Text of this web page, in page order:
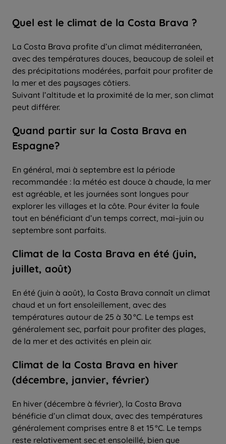
Quel est le climat de la Costa Brava ?
La Costa Brava profite d’un climat méditerranéen,
avec des températures douces, beaucoup de soleil et
des précipitations modérées, parfait pour profiter de
la mer et des paysages côtiers.
Suivant l’altitude et la proximité de la mer, son climat
peut différer.
Quand partir sur la Costa Brava en
Espagne?
En général, mai à septembre est la période
recommandée : la météo est douce à chaude, la mer
est agréable, et les journées sont longues pour
explorer les villages et la côte. Pour éviter la foule
tout en bénéficiant d’un temps correct, mai–juin ou
septembre sont parfaits.
Climat de la Costa Brava en été (juin,
juillet, août)
En été (juin à août), la Costa Brava connaît un climat
chaud et un fort ensoleillement, avec des
températures autour de 25 à 30 °C. Le temps est
généralement sec, parfait pour profiter des plages,
de la mer et des activités en plein air.
Climat de la Costa Brava en hiver
(décembre, janvier, février)
En hiver (décembre à février), la Costa Brava
bénéficie d’un climat doux, avec des températures
généralement comprises entre 8 et 15 °C. Le temps
reste relativement sec et ensoleillé, bien que